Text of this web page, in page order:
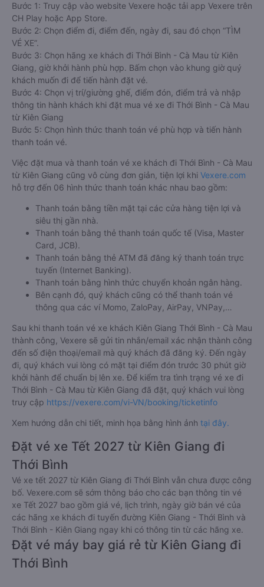
Bước 1: Truy cập vào website Vexere hoặc tải app Vexere trên
CH Play hoặc App Store.
Bước 2: Chọn điểm đi, điểm đến, ngày đi, sau đó chọn “TÌM
VÉ XE”.
Bước 3: Chọn hãng xe khách đi Thới Bình - Cà Mau từ Kiên
Giang, giờ khởi hành phù hợp. Bấm chọn vào khung giờ quý
khách muốn đi để tiến hành đặt vé.
Bước 4: Chọn vị trí/giường ghế, điểm đón, điểm trả và nhập
thông tin hành khách khi đặt mua vé xe đi Thới Bình - Cà Mau
từ Kiên Giang
Bước 5: Chọn hình thức thanh toán vé phù hợp và tiến hành
thanh toán vé.
Việc đặt mua và thanh toán vé xe khách đi Thới Bình - Cà Mau
từ Kiên Giang cũng vô cùng đơn giản, tiện lợi khi Vexere.com
hỗ trợ đến 06 hình thức thanh toán khác nhau bao gồm:
Thanh toán bằng tiền mặt tại các cửa hàng tiện lợi và
siêu thị gần nhà.
Thanh toán bằng thẻ thanh toán quốc tế (Visa, Master
Card, JCB).
Thanh toán bằng thẻ ATM đã đăng ký thanh toán trực
tuyến (Internet Banking).
Thanh toán bằng hình thức chuyển khoản ngân hàng.
Bên cạnh đó, quý khách cũng có thể thanh toán vé
thông qua các ví Momo, ZaloPay, AirPay, VNPay,…
Sau khi thanh toán vé xe khách Kiên Giang Thới Bình - Cà Mau
thành công, Vexere sẽ gửi tin nhắn/email xác nhận thành công
đến số điện thoại/email mà quý khách đã đăng ký. Đến ngày
đi, quý khách vui lòng có mặt tại điểm đón trước 30 phút giờ
khởi hành để chuẩn bị lên xe. Để kiểm tra tình trạng vé xe đi
Thới Bình - Cà Mau từ Kiên Giang đã đặt, quý khách vui lòng
truy cập https://vexere.com/vi-VN/booking/ticketinfo
Xem hướng dẫn chi tiết, minh họa bằng hình ảnh tại đây.
Đặt vé xe Tết 2027 từ Kiên Giang đi
Thới Bình
Vé xe tết 2027 từ Kiên Giang đi Thới Bình vẫn chưa được công
bố. Vexere.com sẽ sớm thông báo cho các bạn thông tin vé
xe Tết 2027 bao gồm giá vé, lịch trình, ngày giờ bán vé của
các hãng xe khách đi tuyến đường Kiên Giang - Thới Bình và
Thới Bình - Kiên Giang ngay khi có thông tin từ các hãng xe.
Đặt vé máy bay giá rẻ từ Kiên Giang đi
Thới Bình